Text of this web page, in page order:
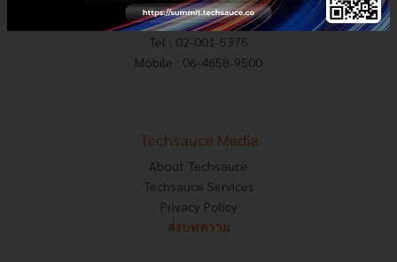
E-mail :contact@techsauce.co
Tel : 02-001-5375
Mobile : 06-4658-9500
Techsauce Media
About Techsauce
Techsauce Services
Privacy Policy
ส่งบทความ